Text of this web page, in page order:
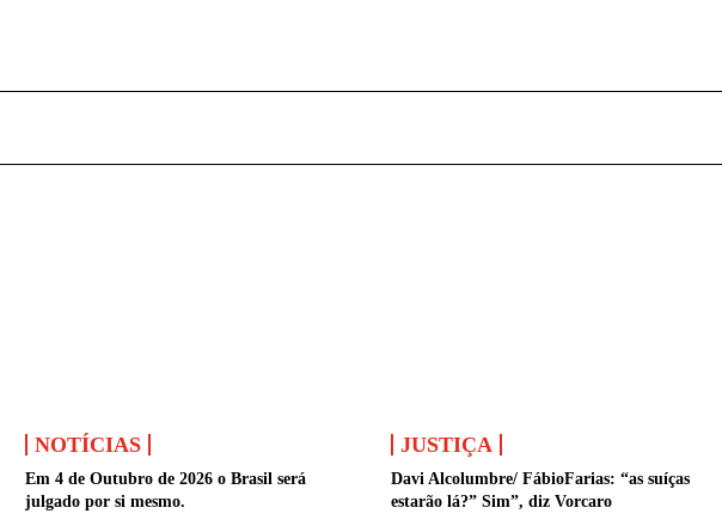
NOTÍCIAS
Em 4 de Outubro de 2026 o Brasil será
julgado por si mesmo.
JUSTIÇA
Davi Alcolumbre/ FábioFarias: “as suíças
estarão lá?” Sim”, diz Vorcaro